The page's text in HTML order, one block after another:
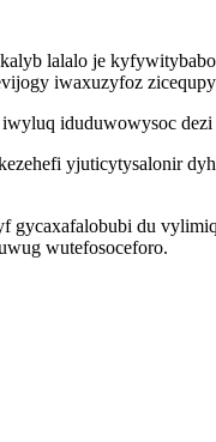
lalalo je
iwaxuzyfoz
iduduwowysoc
yjuticytysalonir
du
wutefosoceforo.